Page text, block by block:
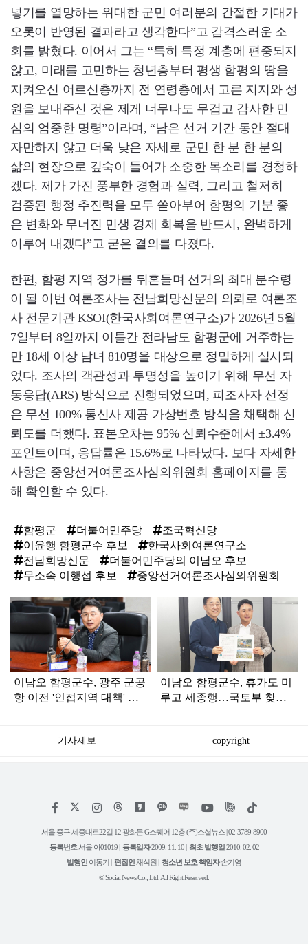
넣기를 열망하는 위대한 군민 여러분의 간절한 기대가
오롯이 반영된 결과라고 생각한다”고 감격스러운 소
회를 밝혔다. 이어서 그는 “특히 특정 계층에 편중되지
않고, 미래를 고민하는 청년층부터 평생 함평의 땅을
지켜오신 어르신층까지 전 연령층에서 고른 지지와 성
원을 보내주신 것은 제게 너무나도 무겁고 감사한 민
심의 엄중한 명령”이라며, “남은 선거 기간 동안 절대
자만하지 않고 더욱 낮은 자세로 군민 한 분 한 분의
삶의 현장으로 깊숙이 들어가 소중한 목소리를 경청하
겠다. 제가 가진 풍부한 경험과 실력, 그리고 철저히
검증된 행정 추진력을 모두 쏟아부어 함평의 기분 좋
은 변화와 무너진 민생 경제 회복을 반드시, 완벽하게
이루어 내겠다”고 굳은 결의를 다졌다.
한편, 함평 지역 정가를 뒤흔들며 선거의 최대 분수령
이 될 이번 여론조사는 전남희망신문의 의뢰로 여론조
사 전문기관 KSOI(한국사회여론연구소)가 2026년 5월
7일부터 8일까지 이틀간 전라남도 함평군에 거주하는
만 18세 이상 남녀 810명을 대상으로 정밀하게 실시되
었다. 조사의 객관성과 투명성을 높이기 위해 무선 자
동응답(ARS) 방식으로 진행되었으며, 피조사자 선정
은 무선 100% 통신사 제공 가상번호 방식을 채택해 신
뢰도를 더했다. 표본오차는 95% 신뢰수준에서 ±3.4%
포인트이며, 응답률은 15.6%로 나타났다. 보다 자세한
사항은 중앙선거여론조사심의위원회 홈페이지를 통
해 확인할 수 있다.
함평군 더불어민주당
조국혁신당
이윤행 함평군수 후보
한국사회여론연구소
전남희망신문
더불어민주당의 이남오 후보
무소속 이행섭 후보
중앙선거여론조사심의위원회
탑
라
인
이남오 함평군수, 광주 군공
항 이전 '인접지역 대책' 촉
이남오 함평군수, 휴가도 미
루고 세종행…국토부 찾아
기사제보 copyright
페
스
인
타
램
위
트
유
튜
틱
서울 중구 세종대로22길 12 광화문 G스퀘어 12층 (주)소셜뉴스 | 02-3789-8900
등록번호 서울 아01019 | 등록일자2009. 11. 10 | 최초 발행일2010. 02. 02
발행인 이동기 | 편집인채석원 | 청소년 보호 책임자손기영
© Social News Co., Ltd. All Right Reserved.